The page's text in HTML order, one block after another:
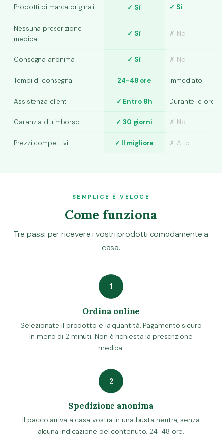
Prodotti di marca originali ✓ Sì ✓ Sì
Nessuna prescrizione
medica
✓ Sì ✗ No
Consegna anonima ✓ Sì ✗ No
Tempi di consegna 24-48 ore Immediato
Assistenza clienti ✓ Entro 8h Durante le ore
Garanzia di rimborso ✓ 30 giorni ✗ No
Prezzi competitivi ✓ Il migliore ✗ Alto
SEMPLICE E VELOCE
Come funziona
Tre passi per ricevere i vostri prodotti comodamente a
casa.
1
Ordina online
Selezionate il prodotto e la quantità. Pagamento sicuro
in meno di 2 minuti. Non è richiesta la prescrizione
medica.
2
Spedizione anonima
Il pacco arriva a casa vostra in una busta neutra, senza
alcuna indicazione del contenuto. 24-48 ore.